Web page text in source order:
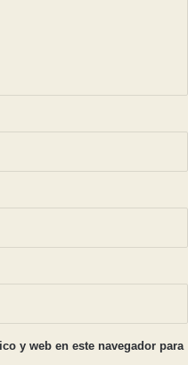
y web en este navegador para